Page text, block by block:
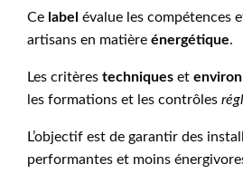
Ce label évalue les compétences
artisans en matière énergétique.
Les critères techniques et
les formations et les contrôles
L’objectif est de garantir des
performantes et moins